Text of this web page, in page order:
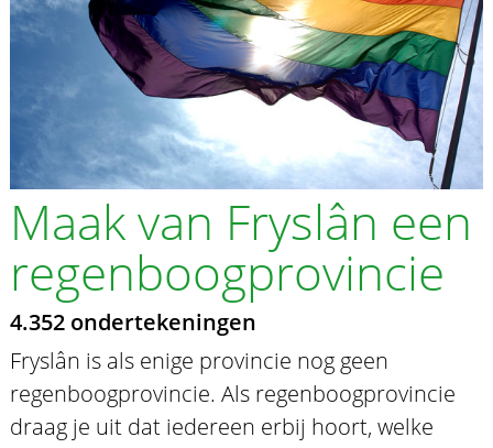
Maak van Fryslân een
regenboogprovincie
4.352 ondertekeningen
Fryslân is als enige provincie nog geen
regenboogprovincie. Als regenboogprovincie
draag je uit dat iedereen erbij hoort, welke